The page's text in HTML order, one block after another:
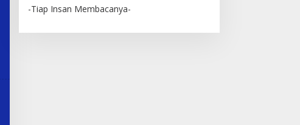
-Tiap Insan Membacanya-